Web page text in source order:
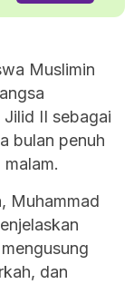
Muslimin
Jilid II sebagai
bulan penuh
Muhammad
dan